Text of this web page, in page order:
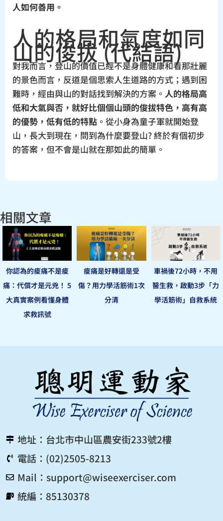
人如何善用。
人的格局和氣度如同
山的俊拔 (代結語)
對我而言，登山的價值已經不是身體健康和看那壯麗
的景色而言，反道是個思索人生道路的方式；遇到困
難時，經由與山的對話找到解決的方案。 人的格局高
低和大氣與否，就好比個個山頭的俊拔特色，高有高
的優勢，低有低的特點 。從小身為童子軍就開始登
山，長大到現在，問到為什麼要登山? 終於有個初步
的答案，但不會是山就在那如此的簡單。
相關文章
你認為的痠痛不是痠
痛：代償才是元兇！ 5
大真實案例看懂身體
求救訊號
痠痛是好轉還是受
傷？用力學活筋術1次
分清
車禍後72小時，不用
醫生救，啟動3步「力
學活筋術」自救系統
地址：台北市中山區農安街233號2樓
電話：(02)2505-8213
Mail： support@wiseexerciser.com
統編：85130378